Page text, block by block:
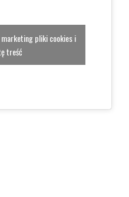
pliki cookies i
treść